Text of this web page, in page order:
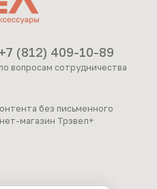
+7 (812) 409-10-89
по вопросам сотрудничества
без письменного
магазин Трэвел+